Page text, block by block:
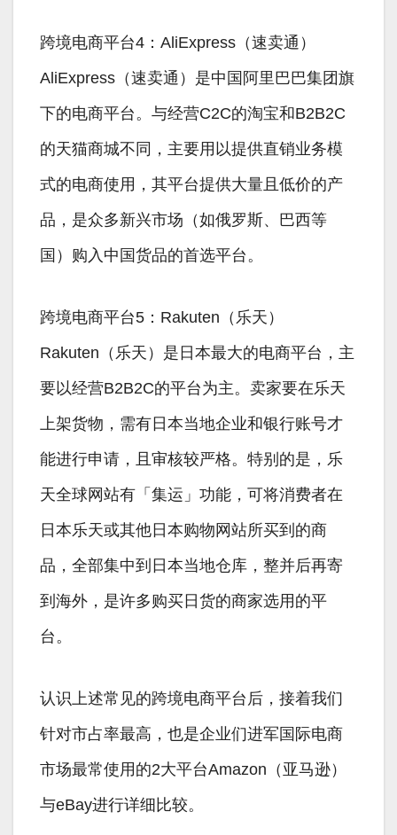
跨境电商平台4：AliExpress（速卖通）
AliExpress（速卖通）是中国阿里巴巴集团旗
下的电商平台。与经营C2C的淘宝和B2B2C
的天猫商城不同，主要用以提供直销业务模
式的电商使用，其平台提供大量且低价的产
品，是众多新兴市场（如俄罗斯、巴西等
国）购入中国货品的首选平台。
跨境电商平台5：Rakuten（乐天）
Rakuten（乐天）是日本最大的电商平台，主
要以经营B2B2C的平台为主。卖家要在乐天
上架货物，需有日本当地企业和银行账号才
能进行申请，且审核较严格。特别的是，乐
天全球网站有「集运」功能，可将消费者在
日本乐天或其他日本购物网站所买到的商
品，全部集中到日本当地仓库，整并后再寄
到海外，是许多购买日货的商家选用的平
台。
认识上述常见的跨境电商平台后，接着我们
针对市占率最高，也是企业们进军国际电商
市场最常使用的2大平台Amazon（亚马逊）
与eBay进行详细比较。